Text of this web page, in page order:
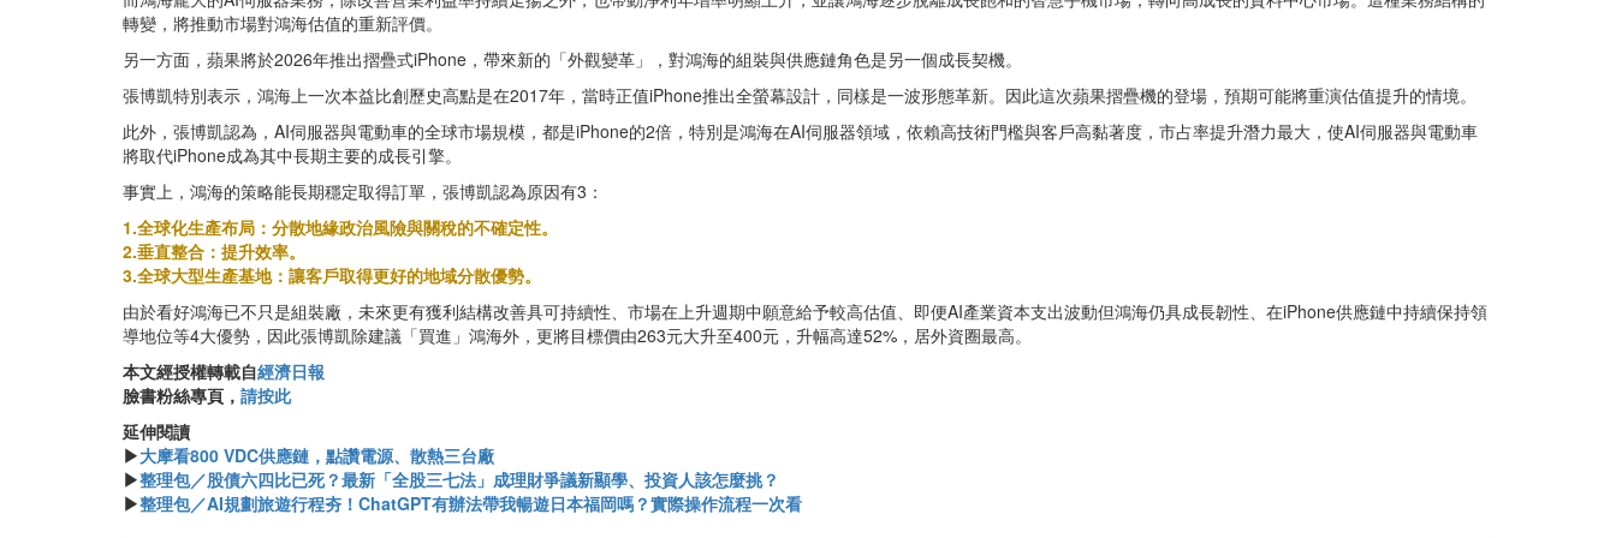
轉變，將推動市場對鴻海估值的重新評價。
另一方面，蘋果將於2026年推出摺疊式iPhone，帶來新的「外觀變革」，對鴻海的組裝與供應鏈角色是另一個成長契機。
張博凱特別表示，鴻海上一次本益比創歷史高點是在2017年，當時正值iPhone推出全螢幕設計，同樣是一波形態革新。因此這次蘋果摺疊機的登場，預期可能將重演估值提升的情境。
此外，張博凱認為，AI伺服器與電動車的全球市場規模，都是iPhone的2倍，特別是鴻海在AI伺服器領域，依賴高技術門檻與客戶高黏著度，市占率提升潛力最大，使AI伺服器與電動車
將取代iPhone成為其中長期主要的成長引擎。
事實上，鴻海的策略能長期穩定取得訂單，張博凱認為原因有3：
1.全球化生產布局：分散地緣政治風險與關稅的不確定性。
2.垂直整合：提升效率。
3.全球大型生產基地：讓客戶取得更好的地域分散優勢。
由於看好鴻海已不只是組裝廠，未來更有獲利結構改善具可持續性、市場在上升週期中願意給予較高估值、即便AI產業資本支出波動但鴻海仍具成長韌性、在iPhone供應鏈中持續保持領
導地位等4大優勢，因此張博凱除建議「買進」鴻海外，更將目標價由263元大升至400元，升幅高達52%，居外資圈最高。
本文經授權轉載自經濟日報
臉書粉絲專頁， 請按此
延伸閱讀
▶大摩看800 VDC供應鏈，點讚電源、散熱三台廠
▶整理包／股債六四比已死？最新「全股三七法」成理財爭議新顯學、投資人該怎麼挑？
▶整理包／AI規劃旅遊行程夯！ChatGPT有辦法帶我暢遊日本福岡嗎？實際操作流程一次看